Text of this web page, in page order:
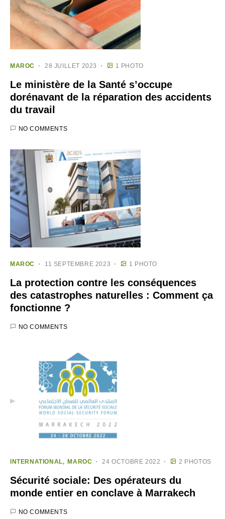
MAROC 28 JUILLET 2023 1 PHOTO
Le ministère de la Santé s’occupe
dorénavant de la réparation des accidents
du travail
NO COMMENTS
MAROC 11 SEPTEMBRE 2023 1 PHOTO
La protection contre les conséquences
des catastrophes naturelles : Comment ça
fonctionne ?
NO COMMENTS
INTERNATIONAL MAROC 24 OCTOBRE 2022 2 PHOTOS
Sécurité sociale: Des opérateurs du
monde entier en conclave à Marrakech
NO COMMENTS